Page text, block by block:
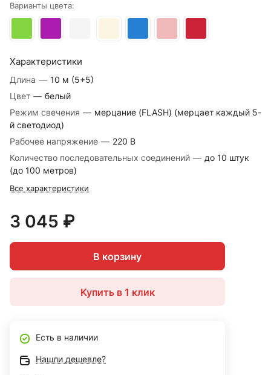
Варианты цвета:
Характеристики
Длина — 10 м (5+5)
Цвет — белый
Режим свечения — мерцание (FLASH) (мерцает каждый 5-
й светодиод)
Рабочее напряжение — 220 В
Количество последовательных соединений — до 10 штук
(до 100 метров)
Все характеристики
3 045 ₽
В корзину
Купить в 1 клик
Есть в наличии
Нашли дешевле?